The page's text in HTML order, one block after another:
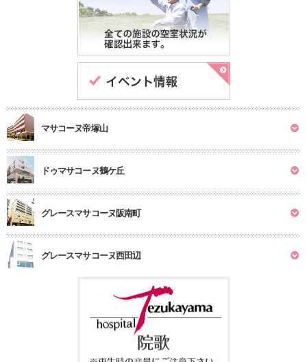
マサコーヌ帝塚山
ドゥマサコーヌ鶴ケ丘
グレースマサコーヌ阪南町
グレースマサコーヌ西田辺